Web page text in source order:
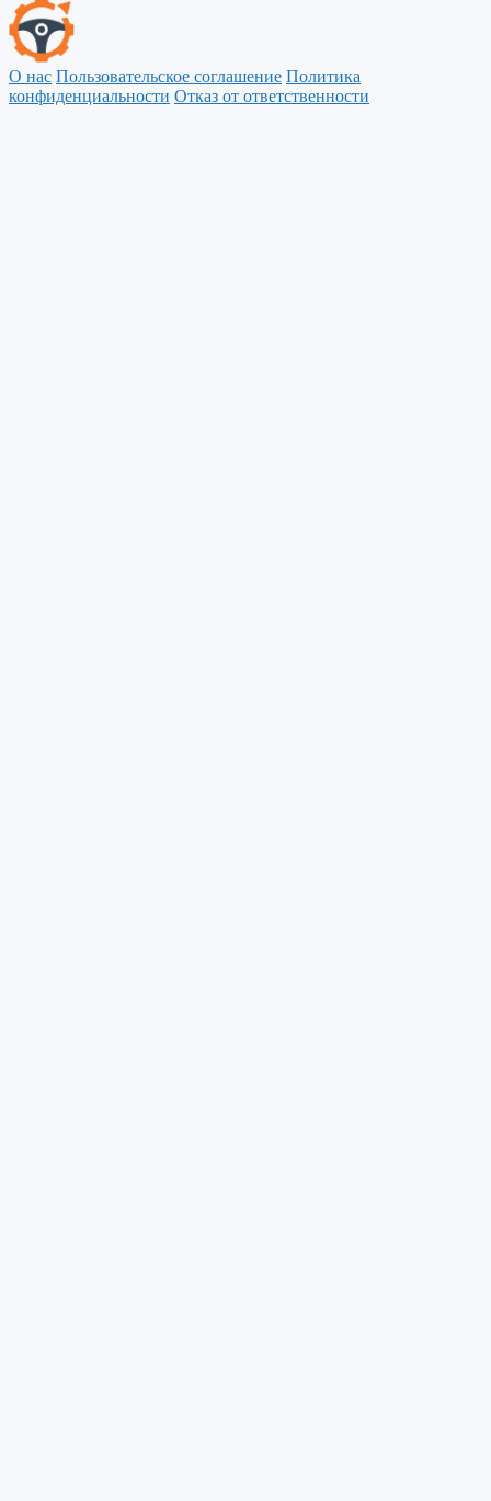
О нас Пользовательское соглашение Политика
конфиденциальности Отказ от ответственности